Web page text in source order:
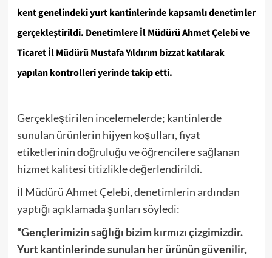
kent genelindeki yurt kantinlerinde kapsamlı denetimler
gerçekleştirildi. Denetimlere İl MüdürüAhmet Çelebive
Ticaret İl Müdürü Mustafa Yıldırım bizzat katılarak
yapılan kontrolleri yerinde takip etti.
Gerçekleştirilen incelemelerde; kantinlerde
sunulan ürünlerin hijyen koşulları, fiyat
etiketlerinin doğruluğu ve öğrencilere sağlanan
hizmet kalitesi titizlikle değerlendirildi.
İl Müdürü Ahmet Çelebi, denetimlerin ardından
yaptığı açıklamada şunları söyledi:
“Gençlerimizin sağlığı bizim kırmızı çizgimizdir.
Yurt kantinlerinde sunulan her ürünün güvenilir,